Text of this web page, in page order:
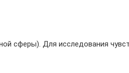
сферы). Для исследования